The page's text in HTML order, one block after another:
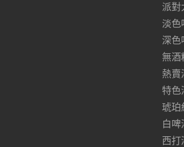
派對
淡色
深色
無酒
熱賣
特色
琥珀
白啤
西打